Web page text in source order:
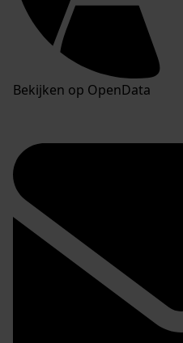
Bekijken op OpenData